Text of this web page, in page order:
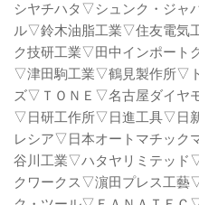
シヤチハタ▽シュンク・ジ
ル▽鈴木油脂工業▽住友電
ク技研工業▽田中インポー
▽津田駒工業▽鶴見製作所▽
ズ▽ＴＯＮＥ▽名古屋ダイヤ
▽日研工作所▽日進工具▽日
レシア▽日本オートマチッ
谷川工業▽ハタヤリミテッ
クワークス▽濵田プレス工